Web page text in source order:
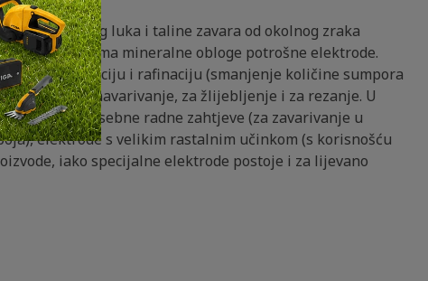
električnog luka i taline zavara od okolnog zraka
reakcijama mineralne obloge potrošne elektrode.
dezoksidaciju i rafinaciju (smanjenje količine sumpora
za navarivanje, za žlijebljenje i za rezanje. U
za posebne radne zahtjeve (za zavarivanje u
elektrode s velikim rastalnim učinkom (s korisnošću
iako specijalne elektrode postoje i za lijevano